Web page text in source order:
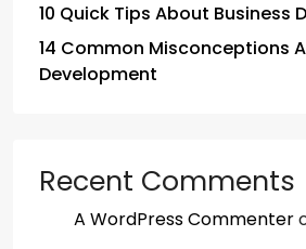
10 Quick Tips About Business
14 Common Misconceptions
Development
Recent Comments
A WordPress Commenter